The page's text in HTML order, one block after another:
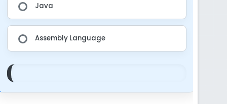
Java
Assembly Language